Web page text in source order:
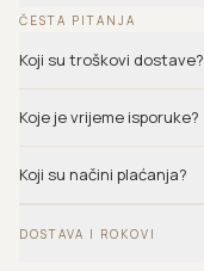
ČESTA PITANJA
Koji su troškovi dostave?
Koje je vrijeme isporuke?
Koji su načini plaćanja?
DOSTAVA I ROKOVI